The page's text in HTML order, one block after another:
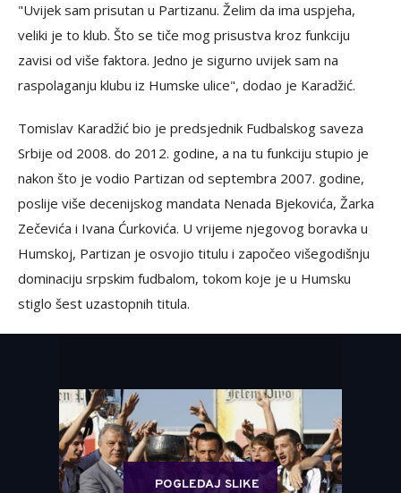
"Uvijek sam prisutan u Partizanu. Želim da ima uspjeha,
veliki je to klub. Što se tiče mog prisustva kroz funkciju
zavisi od više faktora. Jedno je sigurno uvijek sam na
raspolaganju klubu iz Humske ulice", dodao je Karadžić.
Tomislav Karadžić bio je predsjednik Fudbalskog saveza
Srbije od 2008. do 2012. godine, a na tu funkciju stupio je
nakon što je vodio Partizan od septembra 2007. godine,
poslije više decenijskog mandata Nenada Bjekovića, Žarka
Zečevića i Ivana Ćurkovića. U vrijeme njegovog boravka u
Humskoj, Partizan je osvojio titulu i započeo višegodišnju
dominaciju srpskim fudbalom, tokom koje je u Humsku
stiglo šest uzastopnih titula.
POGLEDAJ SLIKE